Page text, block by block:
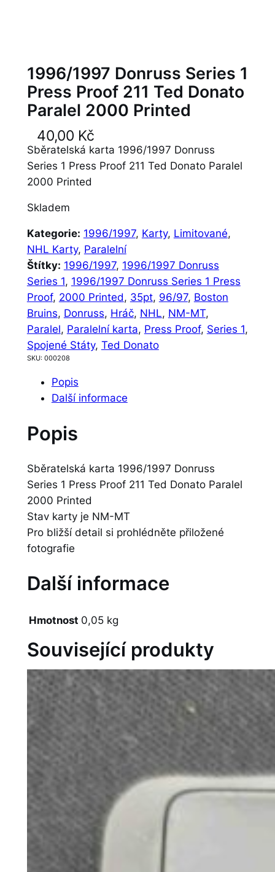
1996/1997 Donruss Series 1
Press Proof 211 Ted Donato
Paralel 2000 Printed
40,00 Kč
Sběratelská karta 1996/1997 Donruss
Series 1 Press Proof 211 Ted Donato Paralel
2000 Printed
Skladem
Kategorie: 1996/1997, Karty, Limitované
NHL Karty, Paralelní
Štítky: 1996/1997, 1996/1997 Donruss
Series 1, 1996/1997 Donruss Series 1 Press
Proof, 2000 Printed, 35pt, 96/97, Boston
Bruins, Donruss, Hráč, NHL, NM-MT
Paralel, Paralelní karta, Press Proof, Series 1
Spojené Státy, Ted Donato
SKU: 000208
Popis
Další informace
Popis
Sběratelská karta 1996/1997 Donruss
Series 1 Press Proof 211 Ted Donato Paralel
2000 Printed
Stav karty je NM-MT
Pro bližší detail si prohlédněte přiložené
fotografie
Další informace
Hmotnost 0,05 kg
Související produkty